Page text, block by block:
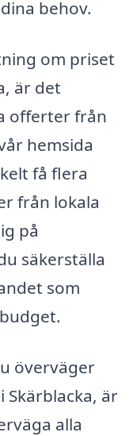
behov.
om priset
är det
offerter från
hemsida
få flera
från lokala
på
säkerställa
som
överväger
Skärblacka, är
alla